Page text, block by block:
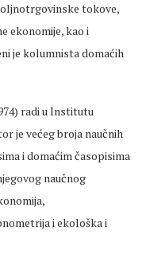
tokove,
ekonomije, kao i
je kolumnista domaćih
radi u Institutu
je većeg broja naučnih
i domaćim časopisima
naučnog
i ekološka i